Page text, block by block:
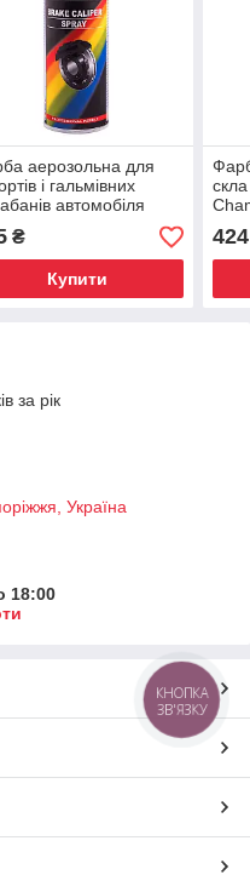
аерозольна для
і гальмівних
автомобіля
Brake Caliper Срібло
мл
₴
Купити
424
за рік
Україна
18:00
КНОПКА
ЗВ'ЯЗКУ